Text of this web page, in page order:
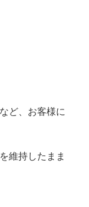
ど、お客様に
維持したまま